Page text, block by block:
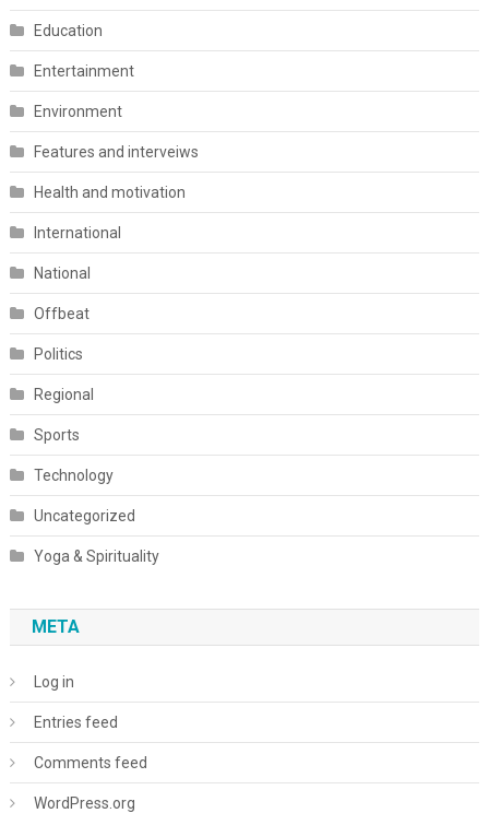
Education
Entertainment
Environment
Features and interveiws
Health and motivation
International
National
Offbeat
Politics
Regional
Sports
Technology
Uncategorized
Yoga & Spirituality
META
Log in
Entries feed
Comments feed
WordPress.org